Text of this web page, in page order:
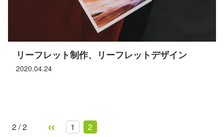
2020.04.24
リーフレット制作、リーフレットデザイン
2 / 2 « 1 2